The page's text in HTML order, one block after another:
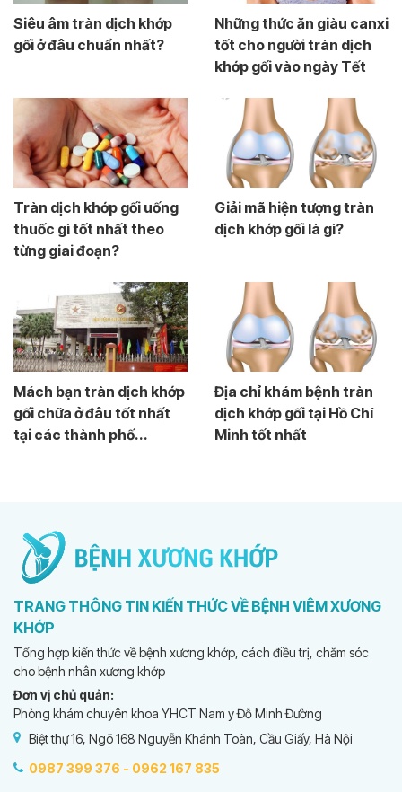
Siêu âm tràn dịch khớp
gối ở đâu chuẩn nhất?
Những thức ăn giàu canxi
tốt cho người tràn dịch
khớp gối vào ngày Tết
Tràn dịch khớp gối uống
thuốc gì tốt nhất theo
từng giai đoạn?
Giải mã hiện tượng tràn
dịch khớp gối là gì?
Mách bạn tràn dịch khớp
gối chữa ở đâu tốt nhất
tại các thành phố...
Địa chỉ khám bệnh tràn
dịch khớp gối tại Hồ Chí
Minh tốt nhất
TRANG THÔNG TIN KIẾN THỨC VỀ BỆNH VIÊM XƯƠNG
KHỚP
Tổng hợp kiến thức về bệnh xương khớp, cách điều trị, chăm sóc
cho bệnh nhân xương khớp
Đơn vị chủ quản:
Phòng khám chuyên khoa YHCT Nam y Đỗ Minh Đường
Biệt thự 16, Ngõ 168 Nguyễn Khánh Toàn, Cầu Giấy, Hà Nội
0987 399 376 - 0962 167 835